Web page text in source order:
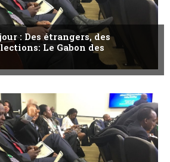
: Des étrangers, des
Le Gabon des